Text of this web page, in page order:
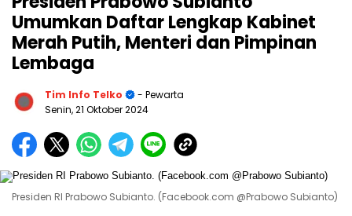
Umumkan Daftar Lengkap Kabinet
Merah Putih, Menteri dan Pimpinan
Lembaga
Tim Info Telko
- Pewarta
Senin, 21 Oktober 2024
Presiden RI Prabowo Subianto. (Facebook.com @Prabowo Subianto)